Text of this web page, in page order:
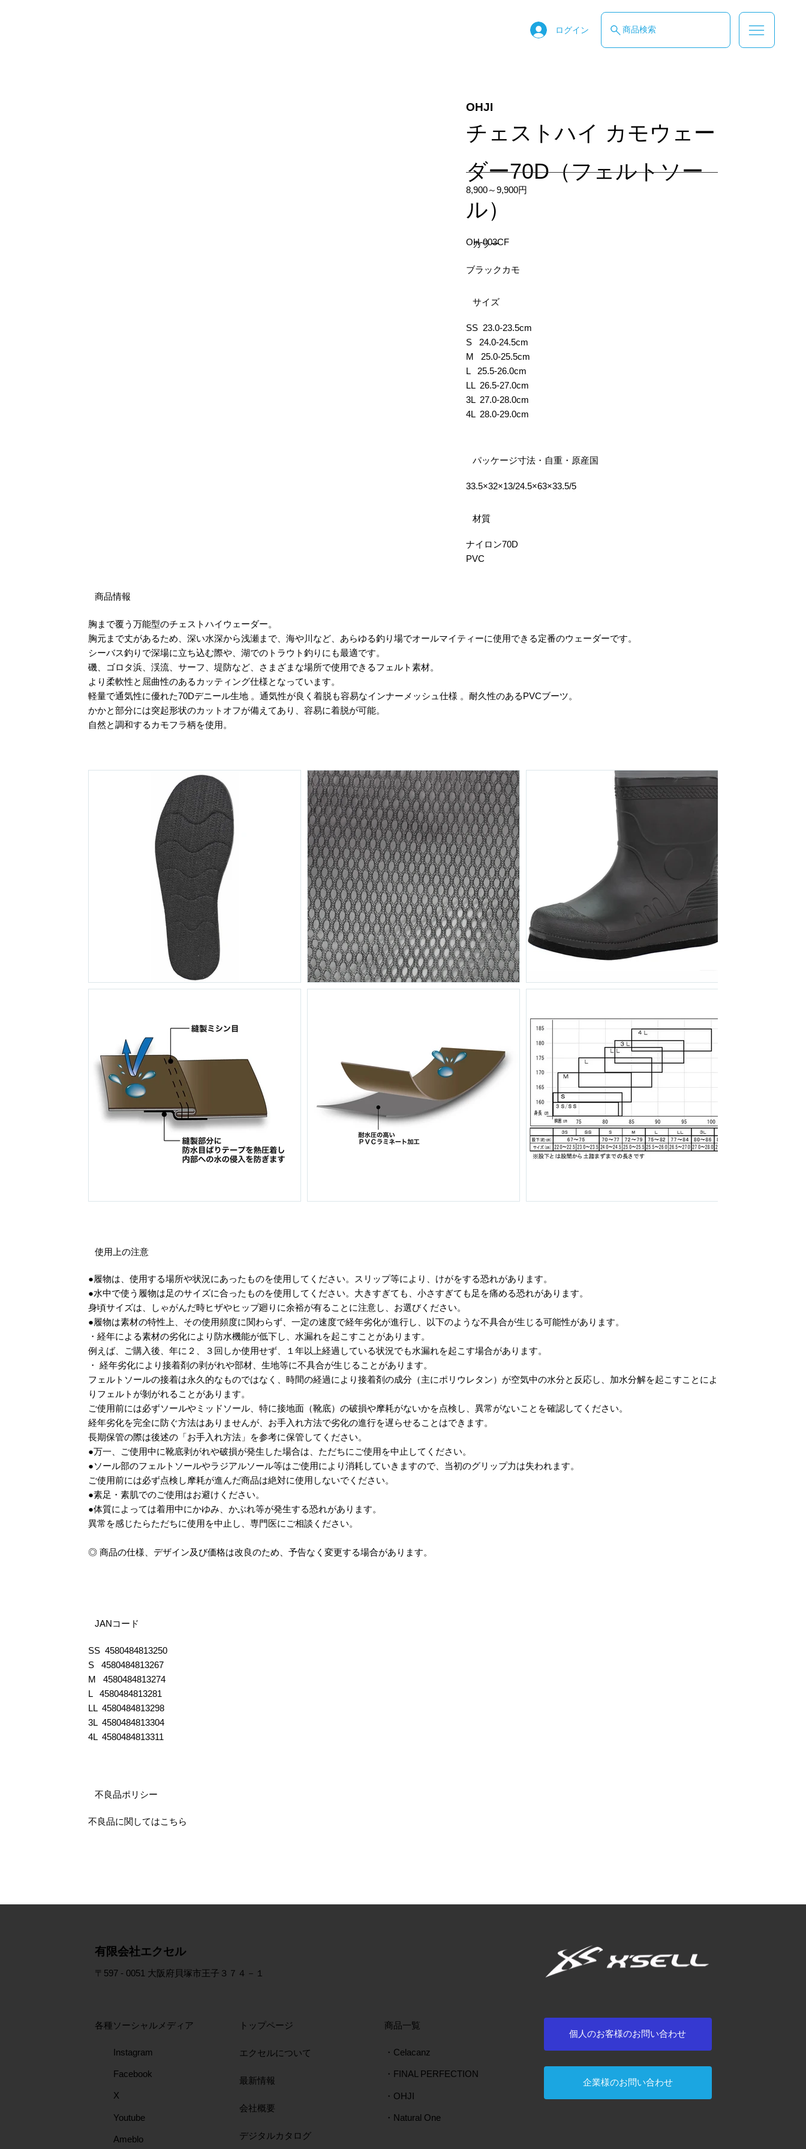
ログイン 商品検索
商品情報
胸まで覆う万能型のチェストハイウェーダー。
胸元まで丈があるため、深い水深から浅瀬まで、海や川など、あらゆる釣り場でオールマイティーに使用できる定番のウェーダーです。
シーバス釣りで深場に立ち込む際や、湖でのトラウト釣りにも最適です。
磯、ゴロタ浜、渓流、サーフ、堤防など、さまざまな場所で使用できるフェルト素材。
より柔軟性と屈曲性のあるカッティング仕様となっています。
軽量で通気性に優れた70Dデニール生地 。通気性が良く着脱も容易なインナーメッシュ仕様 。耐久性のあるPVCブーツ。
かかと部分には突起形状のカットオフが備えてあり、容易に着脱が可能。
自然と調和するカモフラ柄を使用。
使用上の注意
●履物は、使用する場所や状況にあったものを使用してください。スリップ等により、けがをする恐れがあります。
●水中で使う履物は足のサイズに合ったものを使用してください。大きすぎても、小さすぎても足を痛める恐れがあります。
身頃サイズは、しゃがんだ時ヒザやヒップ廻りに余裕が有ることに注意し、お選びください。
●履物は素材の特性上、その使用頻度に関わらず、一定の速度で経年劣化が進行し、以下のような不具合が生じる可能性があります。
・経年による素材の劣化により防水機能が低下し、水漏れを起こすことがあります。
例えば、ご購入後、年に２、３回しか使用せず、１年以上経過している状況でも水漏れを起こす場合があります。
・ 経年劣化により接着剤の剥がれや部材、生地等に不具合が生じることがあります。
フェルトソールの接着は永久的なものではなく、時間の経過により接着剤の成分（主にポリウレタン）が空気中の水分と反応し、加水分解を起こすことによ
りフェルトが剝がれることがあります。
ご使用前には必ずソールやミッドソール、特に接地面（靴底）の破損や摩耗がないかを点検し、異常がないことを確認してください。
経年劣化を完全に防ぐ方法はありませんが、お手入れ方法で劣化の進行を遅らせることはできます。
長期保管の際は後述の「お手入れ方法」を参考に保管してください。
●万一、ご使用中に靴底剥がれや破損が発生した場合は、ただちにご使用を中止してください。
●ソール部のフェルトソールやラジアルソール等はご使用により消耗していきますので、当初のグリップ力は失われます。
ご使用前には必ず点検し摩耗が進んだ商品は絶対に使用しないでください。
●素足・素肌でのご使用はお避けください。
●体質によっては着用中にかゆみ、かぶれ等が発生する恐れがあります。
異常を感じたらただちに使用を中止し、専門医にご相談ください。
◎ 商品の仕様、デザイン及び価格は改良のため、予告なく変更する場合があります。
OHJI
チェストハイ カモウェー
ダー70D（フェルトソー
ル）
OH-003CF
8,900～9,900円
カラー
ブラックカモ
サイズ
SS 23.0-23.5cm
S 24.0-24.5cm
M 25.0-25.5cm
L 25.5-26.0cm
LL 26.5-27.0cm
3L 27.0-28.0cm
4L 28.0-29.0cm
パッケージ寸法・自重・原産国
33.5×32×13/24.5×63×33.5/5
材質
ナイロン70D
PVC
JANコード
SS 4580484813250
S 4580484813267
M 4580484813274
L 4580484813281
LL 4580484813298
3L 4580484813304
4L 4580484813311
不良品ポリシー
不良品に関してはこちら
​有限会社エクセル
〒597 - 0051 大阪府貝塚市王子３７４－１
各種ソーシャルメディア
Instagram
Facebook
X
Youtube
Ameblo
トップページ
エクセルについて
最新情報
会社概要
​デジタルカタログ
​商品一覧
・Celacanz
・FINAL PERFECTION
・OHJI
・Natural One
個人のお客様のお問い合わせ
企業様のお問い合わせ